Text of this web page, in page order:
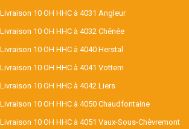
Livraison 10 OH HHC à 4031 Angleur
Livraison 10 OH HHC à 4032 Chênée
Livraison 10 OH HHC à 4040 Herstal
Livraison 10 OH HHC à 4041 Vottem
Livraison 10 OH HHC à 4042 Liers
Livraison 10 OH HHC à 4050 Chaudfontaine
Livraison 10 OH HHC à 4051 Vaux-Sous-Chèvremont